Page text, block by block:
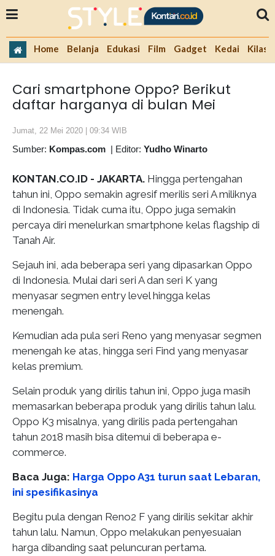
Home Belanja Edukasi Film Gadget Kedai Kilas
Cari smartphone Oppo? Berikut
daftar harganya di bulan Mei
Jumat, 22 Mei 2020 | 09:34 WIB
Sumber: Kompas.com | Editor: Yudho Winarto
KONTAN.CO.ID - JAKARTA. Hingga pertengahan
tahun ini, Oppo semakin agresif merilis seri A miliknya
di Indonesia. Tidak cuma itu, Oppo juga semakin
percaya diri menelurkan smartphone kelas flagship di
Tanah Air.
Sejauh ini, ada beberapa seri yang dipasarkan Oppo
di Indonesia. Mulai dari seri A dan seri K yang
menyasar segmen entry level hingga kelas
menengah.
Kemudian ada pula seri Reno yang menyasar segmen
menengah ke atas, hingga seri Find yang menyasar
kelas premium.
Selain produk yang dirilis tahun ini, Oppo juga masih
memasarkan beberapa produk yang dirilis tahun lalu.
Oppo K3 misalnya, yang dirilis pada pertengahan
tahun 2018 masih bisa ditemui di beberapa e-
commerce.
Baca Juga: Harga Oppo A31 turun saat Lebaran,
ini spesifikasinya
Begitu pula dengan Reno2 F yang dirilis sekitar akhir
tahun lalu. Namun, Oppo melakukan penyesuaian
harga dibanding saat peluncuran pertama.